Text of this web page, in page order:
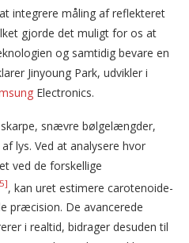
integrere måling af reflekteret
gjorde det muligt for os at
og samtidig bevare en
Jinyoung Park, udvikler i
Electronics.
snævre bølgelængder,
lys. Ved at analysere hvor
ved de forskellige
, kan uret estimere carotenoide-
præcision. De avancerede
i realtid, bidrager desuden til